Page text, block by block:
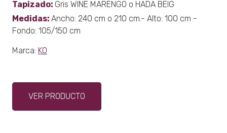
Tapizado: Gris WINE MARENGO o HADA BEIG
Medidas: Ancho: 240 cm o 210 cm.- Alto: 100 cm -
Fondo: 105/150 cm
Marca: KO
VER PRODUCTO
tiene